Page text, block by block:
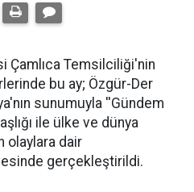
Çamlıca Temsilciliği'nin
bu ay; Özgür-Der
sunumuyla ''Gündem
ile ülke ve dünya
olaylara dair
gerçekleştirildi.